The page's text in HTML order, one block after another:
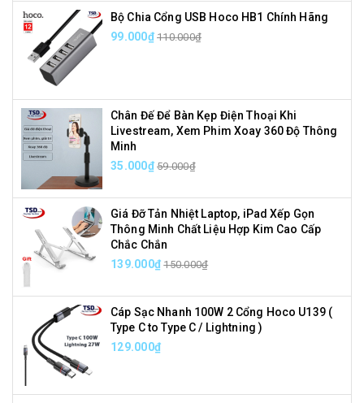
Bộ Chia Cổng USB Hoco HB1 Chính Hãng
99.000₫ 110.000₫
Chân Đế Để Bàn Kẹp Điện Thoại Khi
Livestream, Xem Phim Xoay 360 Độ Thông
Minh
35.000₫ 59.000₫
Giá Đỡ Tản Nhiệt Laptop, iPad Xếp Gọn
Thông Minh Chất Liệu Hợp Kim Cao Cấp
Chắc Chắn
139.000₫ 150.000₫
Cáp Sạc Nhanh 100W 2 Cổng Hoco U139 (
Type C to Type C / Lightning )
129.000₫